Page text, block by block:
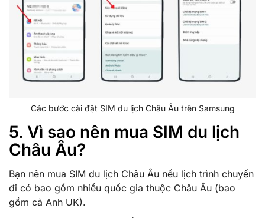
Các bước cài đặt SIM du lịch Châu Âu trên Samsung
5. Vì sao nên mua SIM du lịch
Châu Âu?
Bạn nên mua SIM du lịch Châu Âu nếu lịch trình chuyến
đi có bao gồm nhiều quốc gia thuộc Châu Âu (bao
gồm cả Anh UK).